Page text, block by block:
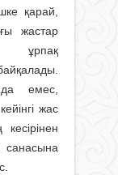
қарай,
жастар
ұрпақ
емес,
жас
санасына